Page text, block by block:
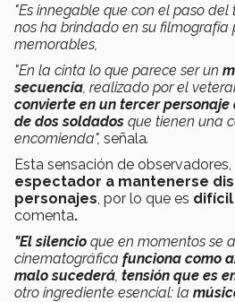
"Es innegable que con el paso del
nos ha brindado en su filmografía
memorables,
"En la cinta lo que parece ser un
secuencia , realizado por el
convierte en un tercer
de dos soldados que tienen una
encomienda", señala.
Esta sensación de observadores,
espectador a mantenerse
personajes , por lo que es
comenta.
"El silencio que en momentos se
cinematográfica funciona como
malo sucederá tensión que es
otro ingrediente esencial: la